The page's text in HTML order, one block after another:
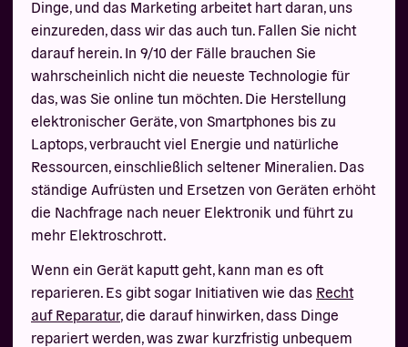
Dinge, und das Marketing arbeitet hart daran, uns
einzureden, dass wir das auch tun. Fallen Sie nicht
darauf herein. In 9/10 der Fälle brauchen Sie
wahrscheinlich nicht die neueste Technologie für
das, was Sie online tun möchten. Die Herstellung
elektronischer Geräte, von Smartphones bis zu
Laptops, verbraucht viel Energie und natürliche
Ressourcen, einschließlich seltener Mineralien. Das
ständige Aufrüsten und Ersetzen von Geräten erhöht
die Nachfrage nach neuer Elektronik und führt zu
mehr Elektroschrott.
Wenn ein Gerät kaputt geht, kann man es oft
reparieren. Es gibt sogar Initiativen wie das Recht
auf Reparatur, die darauf hinwirken, dass Dinge
repariert werden, was zwar kurzfristig unbequem